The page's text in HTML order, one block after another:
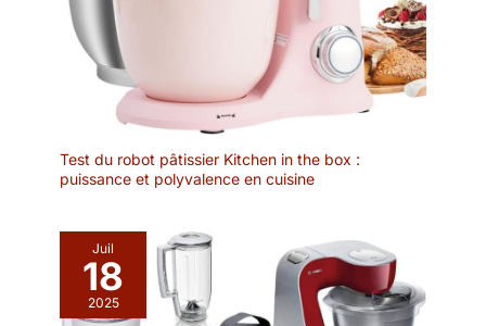
Test du robot pâtissier Kitchen in the box :
puissance et polyvalence en cuisine
Juil
18
2025